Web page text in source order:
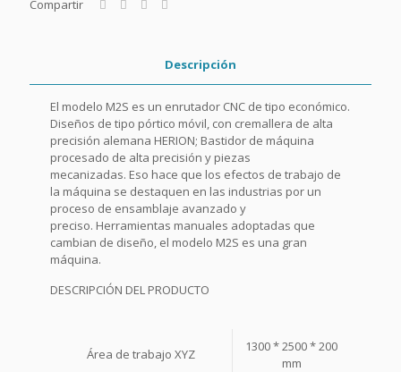
Compartir
Descripción
El modelo M2S es un enrutador CNC de tipo económico.
Diseños de tipo pórtico móvil, con cremallera de alta
precisión alemana HERION; Bastidor de máquina
procesado de alta precisión y piezas
mecanizadas. Eso hace que los efectos de trabajo de
la máquina se destaquen en las industrias por un
proceso de ensamblaje avanzado y
preciso. Herramientas manuales adoptadas que
cambian de diseño, el modelo M2S es una gran
máquina.
DESCRIPCIÓN DEL PRODUCTO
Área de trabajo XYZ
1300 * 2500 * 200
mm